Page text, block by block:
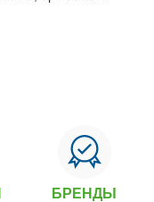
БРЕНДЫ